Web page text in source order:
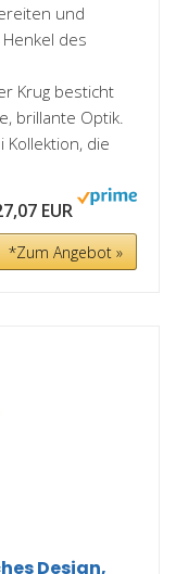
und
des
Krug besticht
brillante Optik.
Kollektion, die
EUR
*Zum Angebot »
Design,